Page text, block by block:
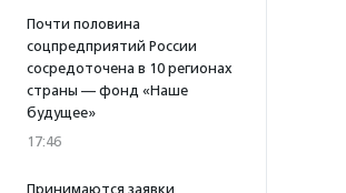
Почти половина
соцпредприятий России
сосредоточена в 10 регионах
страны — фонд «Наше
будущее»
17:46
Принимаются заявки